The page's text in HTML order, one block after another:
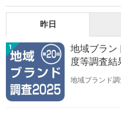
昨日
1
地域ブラ
度等調査結
地域ブランド調